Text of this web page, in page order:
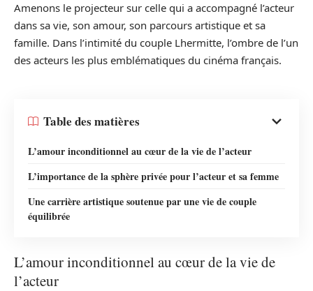
Amenons le projecteur sur celle qui a accompagné l’acteur
dans sa vie, son amour, son parcours artistique et sa
famille. Dans l’intimité du couple Lhermitte, l’ombre de l’un
des acteurs les plus emblématiques du cinéma français.
Table des matières
L’amour inconditionnel au cœur de la vie de l’acteur
L’importance de la sphère privée pour l’acteur et sa femme
Une carrière artistique soutenue par une vie de couple
équilibrée
L’amour inconditionnel au cœur de la vie de
l’acteur